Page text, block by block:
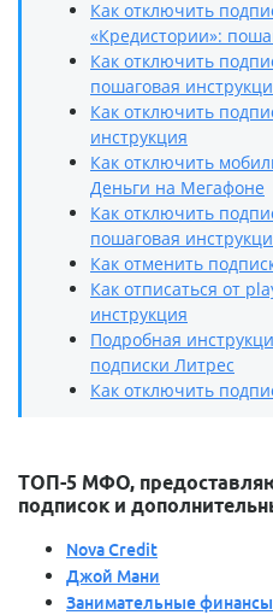
Как отключить
«Кредистории»:
Как отключить
пошаговая
Как отключить
инструкция
Как отключить
Деньги на Мегафоне
Как отключить
пошаговая
Как отменить
Как отписаться от
инструкция
Подробная
подписки Литрес
Как отключить
ТОП-5 МФО,
подписок и
Nova Credit
Джой Мани
Занимательные финансы